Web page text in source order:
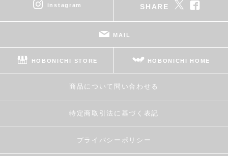
instagram SHARE
MAIL
HOBONICHI STORE HOBONICHI HOME
商品について問い合わせる
特定商取引法に基づく表記
プライバシーポリシー